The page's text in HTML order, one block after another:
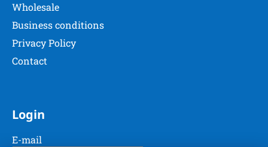
Wholesale
Business conditions
Privacy Policy
Contact
Login
E-mail